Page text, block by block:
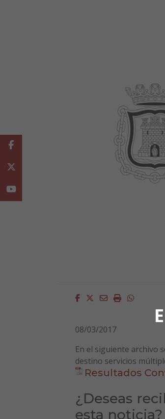
Facebook
Twitter
EmailImprimir
08/03/2017
En el siguiente archivo
destino servicios
Resultados
¿Deseas
esta noticia?
Facebook
Youtube